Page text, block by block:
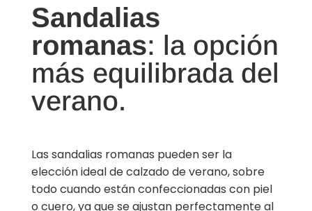
Sandalias
romanas: la opción
más equilibrada del
verano.
Las sandalias romanas pueden ser la
elección ideal de calzado de verano, sobre
todo cuando están confeccionadas con piel
o cuero, ya que se ajustan perfectamente al